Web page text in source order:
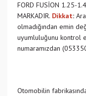
FORD FUSİON 1.25-
MARKADIR. Dikkat:
olmadığından emin
uyumluluğunu kontrol
numaramızdan
Otomobilin